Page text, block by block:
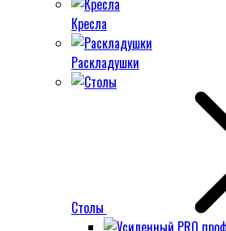
Кресла
Раскладушки
Столы